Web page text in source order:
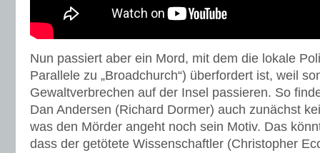
Nun passiert aber ein Mord, mit dem die lokale
Parallele zu „Broadchurch“) überfordert ist, weil
Gewaltverbrechen auf der Insel passieren. So
Dan Andersen (Richard Dormer) auch zunächst
was den Mörder angeht noch sein Motiv. Das
dass der getötete Wissenschaftler (Christopher